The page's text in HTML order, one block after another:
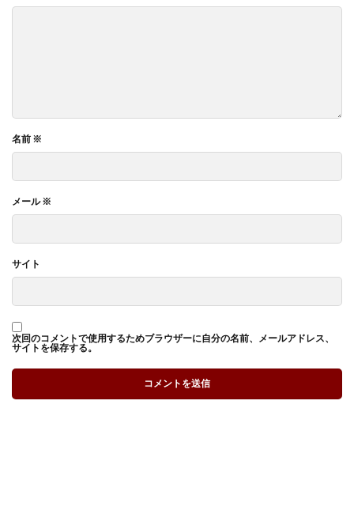
名前 ※
メール※
サイト
次回のコメントで使用するためブラウザーに自分の名前、メールアドレス、
サイトを保存する。